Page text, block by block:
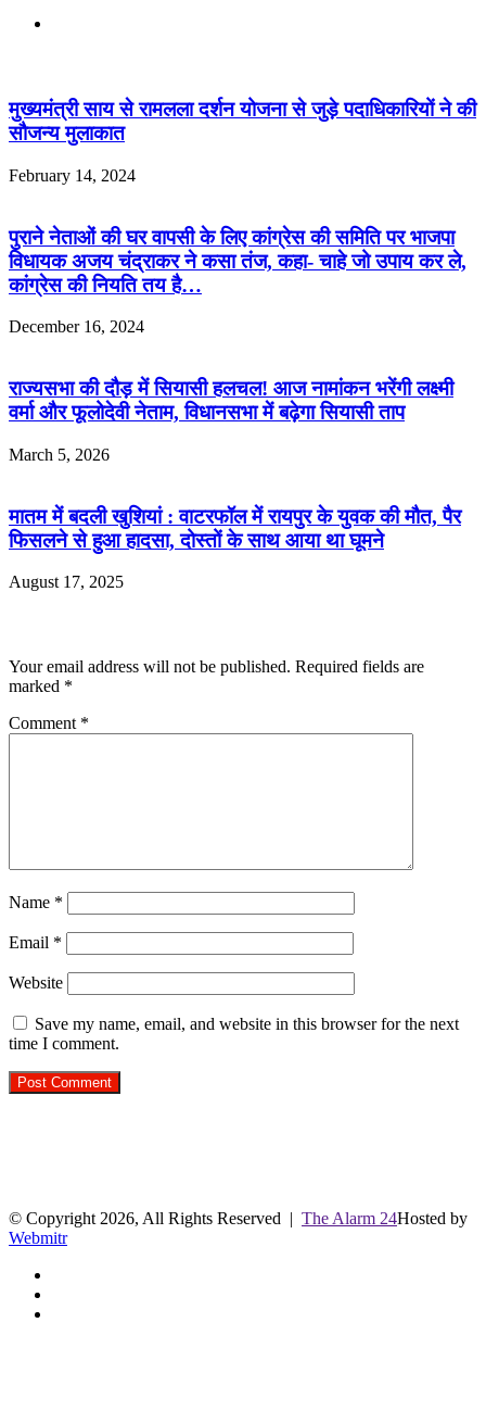
मुख्यमंत्री साय से रामलला दर्शन योजना से जुड़े पदाधिकारियों ने की
सौजन्य मुलाकात
February 14, 2024
पुराने नेताओं की घर वापसी के लिए कांग्रेस की समिति पर भाजपा
विधायक अजय चंद्राकर ने कसा तंज, कहा- चाहे जो उपाय कर ले,
कांग्रेस की नियति तय है…
December 16, 2024
राज्यसभा की दौड़ में सियासी हलचल! आज नामांकन भरेंगी लक्ष्मी
वर्मा और फूलोदेवी नेताम, विधानसभा में बढ़ेगा सियासी ताप
March 5, 2026
मातम में बदली खुशियां : वाटरफॉल में रायपुर के युवक की मौत, पैर
फिसलने से हुआ हादसा, दोस्तों के साथ आया था घूमने
August 17, 2025
Your email address will not be published. Required fields are
marked *
Comment *
Name *
Email *
Website
Save my name, email, and website in this browser for the next
time I comment.
© Copyright 2026, All Rights Reserved | The Alarm 24Hosted by
Webmitr